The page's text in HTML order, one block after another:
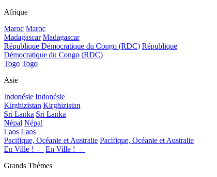
Afrique
Maroc Maroc
Madagascar Madagascar
République Démocratique du Congo (RDC) République
Démocratique du Congo (RDC)
Togo Togo
Asie
Indonésie Indonésie
Kirghizistan Kirghizistan
Sri Lanka Sri Lanka
Népal Népal
Laos Laos
Pacifique, Océanie et Australie Pacifique, Océanie et Australie
En Ville !_-_
En Ville !_-_
Grands Thèmes